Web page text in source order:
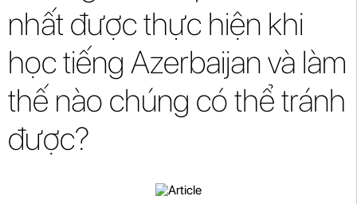
nhất được thực hiện khi
học tiếng Azerbaijan và làm
thế nào chúng có thể tránh
được?